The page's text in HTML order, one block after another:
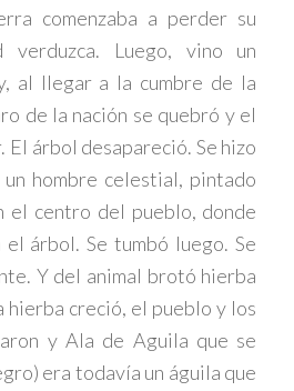
comenzaba a perder su
verduzca. Luego, vino un
al llegar a la cumbre de la
de la nación se quebró y el
árbol desapareció. Se hizo
hombre celestial, pintado
el centro del pueblo, donde
árbol. Se tumbó luego. Se
Y del animal brotó hierba
hierba creció, el pueblo y los
y Ala de Aguila que se
era todavía un águila que